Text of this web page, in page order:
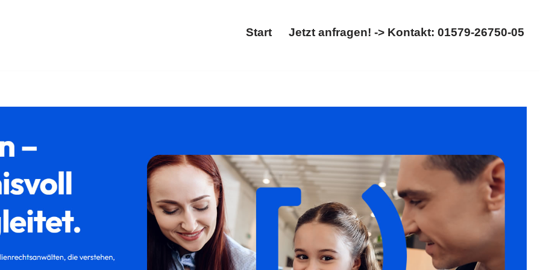
Start Jetzt anfragen! -> Kontakt: 01579-26750-05
Reichshof? ➡ 𝐟𝐚𝐦𝐢𝐥𝐮𝐦, Ihr Rechtsanwaltskanzlei. Ihre Bedürfnisse im Fokus ✉.